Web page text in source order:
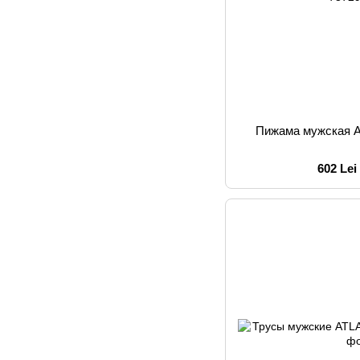
Пижама мужская
602 Lei